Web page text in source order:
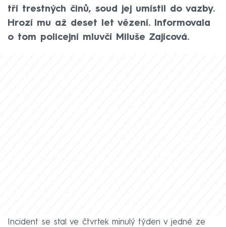
tří trestných činů, soud jej umístil do vazby.
Hrozí mu až deset let vězení. Informovala
o tom policejní mluvčí Miluše Zajícová.
Incident se stal ve čtvrtek minulý týden v jedné ze